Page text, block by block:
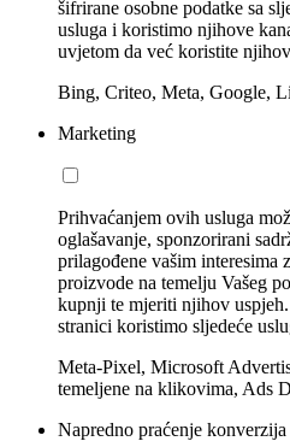
šifrirane osobne podatke sa
usluga i koristimo njihove
uvjetom da već koristite
Bing, Criteo, Meta, Google,
Marketing
Prihvaćanjem ovih usluga
oglašavanje, sponzorirani
prilagođene vašim interesima
proizvode na temelju Vašeg
kupnji te mjeriti njihov
stranici koristimo sljedeće
Meta-Pixel, Microsoft
temeljene na klikovima, Ads
Napredno praćenje konverzija